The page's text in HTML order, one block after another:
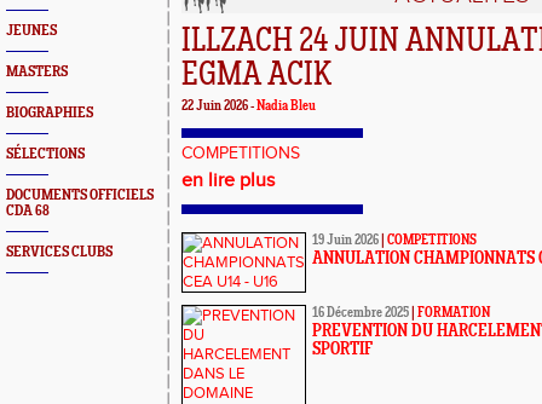
JEUNES
MASTERS
BIOGRAPHIES
SÉLECTIONS
DOCUMENTS OFFICIELS
CDA 68
SERVICES CLUBS
ILLZACH 24 JUIN
EGMA ACIK
22 Juin 2026 -Nadia Bleu
COMPETITIONS
en lire plus
19 Juin 2026 COMPETITIONS
ANNULATION CHAMPIONNATS
16 Décembre 2025 FORMATION
PREVENTION DU
SPORTIF